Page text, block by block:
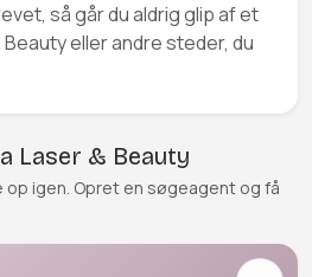
så går du aldrig glip af et
eller andre steder, du
Laser & Beauty
op igen. Opret en søgeagent og få